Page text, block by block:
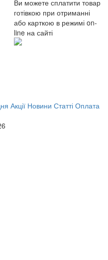
Ви можете сплатити товар
готівкою при отриманні
або карткою в режимі on-
line на сайті
Акції Новини Статті Оплата